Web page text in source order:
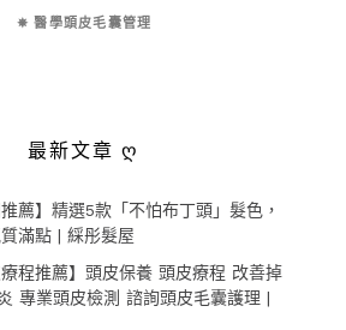
✵ 醫學頭皮毛囊管理
最新文章 ღ
推薦】精選5款「不怕布丁頭」髮色，
滿點 | 綵彤髮屋
療程推薦】頭皮保養 頭皮療程 改善掉
專業頭皮檢測 諮詢頭皮毛囊護理 |